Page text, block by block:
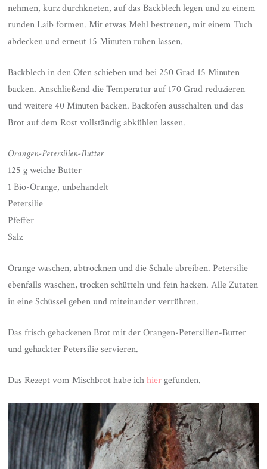
nehmen, kurz durchkneten, auf das Backblech legen und zu einem
runden Laib formen. Mit etwas Mehl bestreuen, mit einem Tuch
abdecken und erneut 15 Minuten ruhen lassen.
Backblech in den Ofen schieben und bei 250 Grad 15 Minuten
backen. Anschließend die Temperatur auf 170 Grad reduzieren
und weitere 40 Minuten backen. Backofen ausschalten und das
Brot auf dem Rost vollständig abkühlen lassen.
Orangen-Petersilien-Butter
125 g weiche Butter
1 Bio-Orange, unbehandelt
Petersilie
Pfeffer
Salz
Orange waschen, abtrocknen und die Schale abreiben. Petersilie
ebenfalls waschen, trocken schütteln und fein hacken. Alle Zutaten
in eine Schüssel geben und miteinander verrühren.
Das frisch gebackenen Brot mit der Orangen-Petersilien-Butter
und gehackter Petersilie servieren.
Das Rezept vom Mischbrot habe ichhiergefunden.